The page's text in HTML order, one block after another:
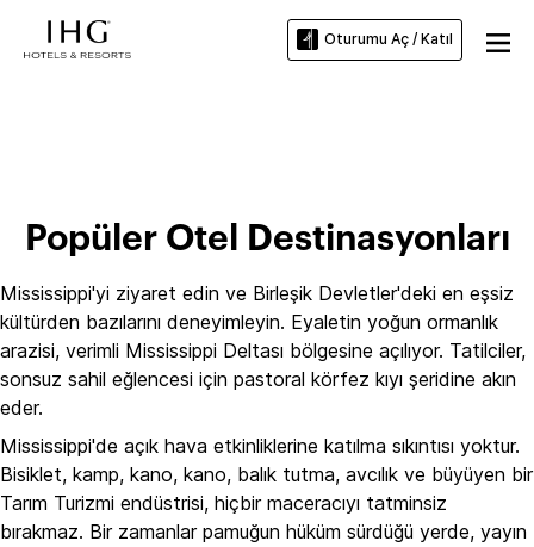
Oturumu Aç / Katıl
Popüler Otel Destinasyonları
Mississippi'yi ziyaret edin ve Birleşik Devletler'deki en eşsiz
kültürden bazılarını deneyimleyin. Eyaletin yoğun ormanlık
arazisi, verimli Mississippi Deltası bölgesine açılıyor. Tatilciler,
sonsuz sahil eğlencesi için pastoral körfez kıyı şeridine akın
eder.
Mississippi'de açık hava etkinliklerine katılma sıkıntısı yoktur.
Bisiklet, kamp, kano, kano, balık tutma, avcılık ve büyüyen bir
Tarım Turizmi endüstrisi, hiçbir maceracıyı tatminsiz
bırakmaz. Bir zamanlar pamuğun hüküm sürdüğü yerde, yayın